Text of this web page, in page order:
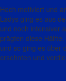
Hoch motiviert und
Ladys ging es aus
und noch intensiver
prägten diese
und so ging es über
ersehnten und